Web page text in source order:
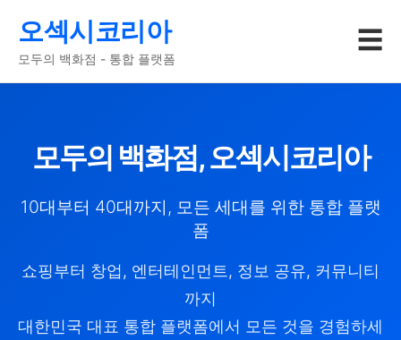
오섹시코리아
모두의 백화점 - 통합 플랫폼
☰
모두의 백화점, 오섹시코리아
10대부터 40대까지, 모든 세대를 위한 통합 플랫
폼
쇼핑부터 창업, 엔터테인먼트, 정보 공유, 커뮤니티
까지
대한민국 대표 통합 플랫폼에서 모든 것을 경험하세